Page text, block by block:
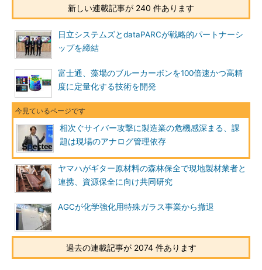
新しい連載記事が 240 件あります
日立システムズとdataPARCが戦略的パートナーシ
ップを締結
富士通、藻場のブルーカーボンを100倍速かつ高精
度に定量化する技術を開発
相次ぐサイバー攻撃に製造業の危機感深まる、課
題は現場のアナログ管理依存
ヤマハがギター原材料の森林保全で現地製材業者と
連携、資源保全に向け共同研究
AGCが化学強化用特殊ガラス事業から撤退
過去の連載記事が 2074 件あります